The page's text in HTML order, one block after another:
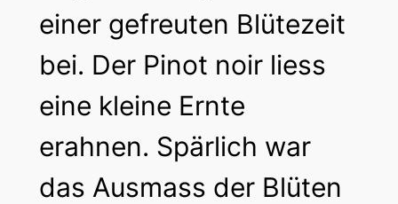
einer gefreuten Blütezeit
bei. Der Pinot noir liess
eine kleine Ernte
erahnen. Spärlich war
das Ausmass der Blüten